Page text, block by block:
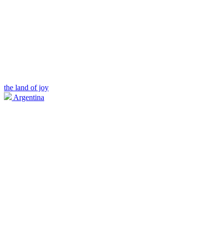
the land of joy
Argentina